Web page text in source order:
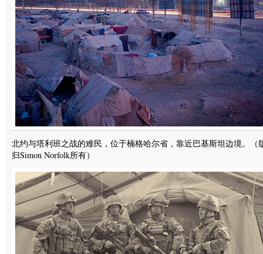
北约与塔利班之战的难民，位于楠格哈尔省，靠近巴基斯坦边境。（
归Simon Norfolk所有）